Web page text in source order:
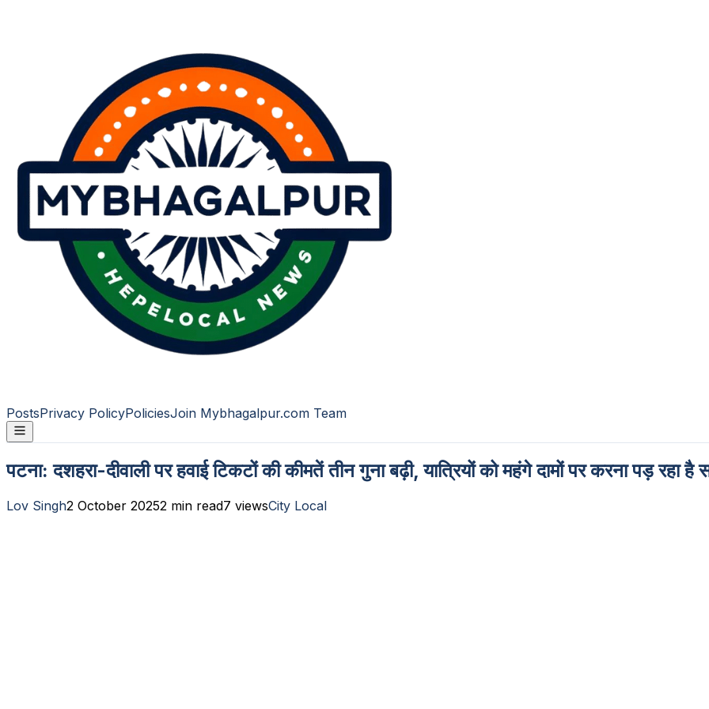
PostsPrivacy PolicyPoliciesJoin Mybhagalpur.com Team
पटना: दशहरा-दीवाली पर हवाई टिकटों की कीमतें तीन गुना बढ़ी, यात्रियों को महंगे दामों पर करना पड़ रहा है
Lov Singh2 October 20252 min read7 viewsCity Local